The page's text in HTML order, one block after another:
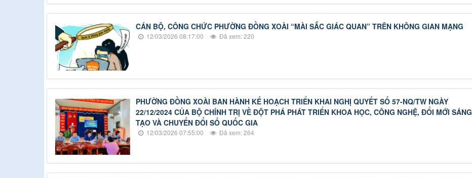
CÁN BỘ, CÔNG CHỨC PHƯỜNG ĐỒNG XOÀI “MÀI SẮC GIÁC QUAN” TRÊN KHÔNG GIAN MẠNG
12/03/2026 08:17:00 Đã xem: 220
PHƯỜNG ĐỒNG XOÀI BAN HÀNH KẾ HOẠCH TRIỂN KHAI NGHỊ QUYẾT SỐ 57-NQ/TW NGÀY
22/12/2024 CỦA BỘ CHÍNH TRỊ VỀ ĐỘT PHÁ PHÁT TRIỂN KHOA HỌC, CÔNG NGHỆ, ĐỔI MỚI SÁNG
TẠO VÀ CHUYỂN ĐỔI SỐ QUỐC GIA
12/03/2026 07:55:00 Đã xem: 264